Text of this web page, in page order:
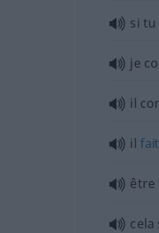
si tu
je
il
il fait
être